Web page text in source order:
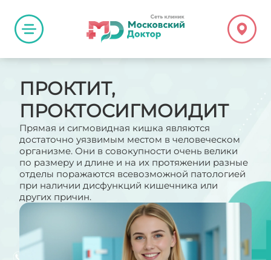
ПРОКТИТ,
ПРОКТОСИГМОИДИТ
Прямая и сигмовидная кишка являются
достаточно уязвимым местом в человеческом
организме. Они в совокупности очень велики
по размеру и длине и на их протяжении разные
отделы поражаются всевозможной патологией
при наличии дисфункций кишечника или
других причин.